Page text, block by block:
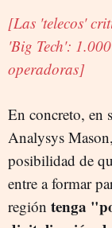
[Las 'telecos'
'Big Tech':
operadoras]
En concreto, en
Analysys
posibilidad de
entre a formar
región tenga